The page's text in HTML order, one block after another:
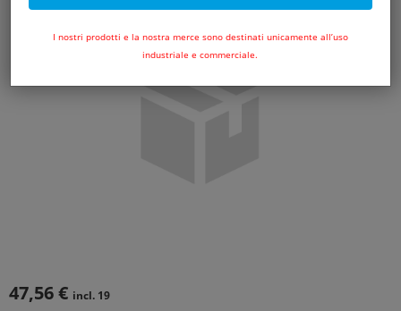
I nostri prodotti e la nostra merce sono destinati unicamente all’uso
industriale e commerciale.
47,56 € incl. 19